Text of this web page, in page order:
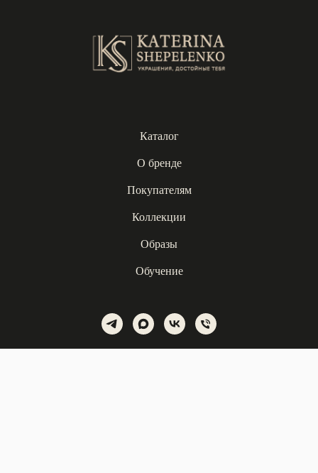
Каталог
О бренде
Покупателям
Коллекции
Образы
Обучение